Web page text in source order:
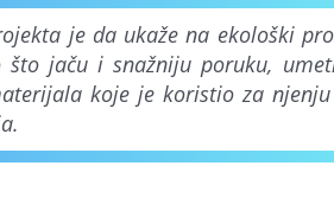
je da ukaže na ekološki
jaču i snažniju poruku,
koje je koristio za